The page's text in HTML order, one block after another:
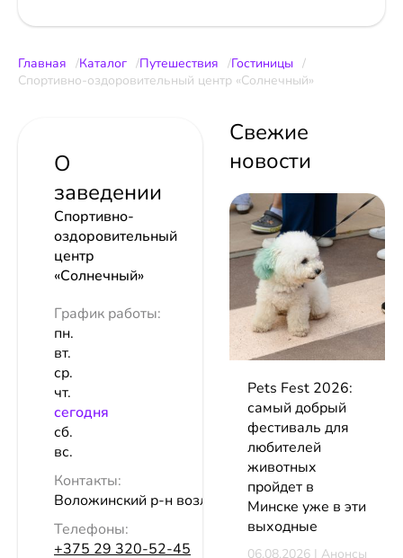
Главная Каталог Путешествия
Гостиницы
Спортивно-оздоровительный центр «Солнечный»
О
заведении
Спортивно-
оздоровительный
центр
«Солнечный»
График работы:
пн.
вт.
ср.
чт.
сeгодня
сб.
вс.
Контакты:
Воложинский р-н возле д. Раков
Телефоны:
+375 29 320-52-45
Свежие
новости
Pets Fest 2026:
самый добрый
фестиваль для
любителей
животных
пройдет в
Минске уже в эти
выходные
06.08.2026 | Анонсы